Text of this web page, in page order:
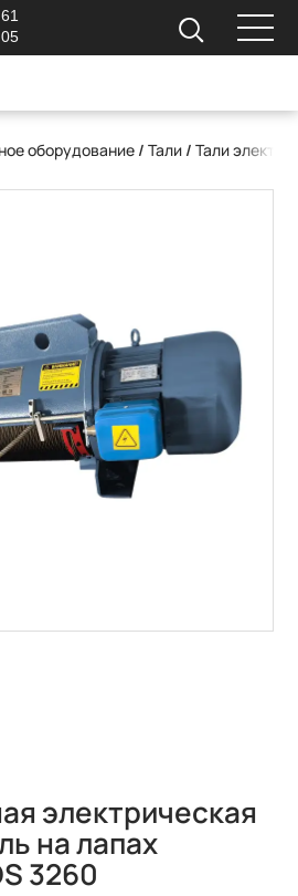
оборудование /Тали /Тали
электрическая
на лапах
3260